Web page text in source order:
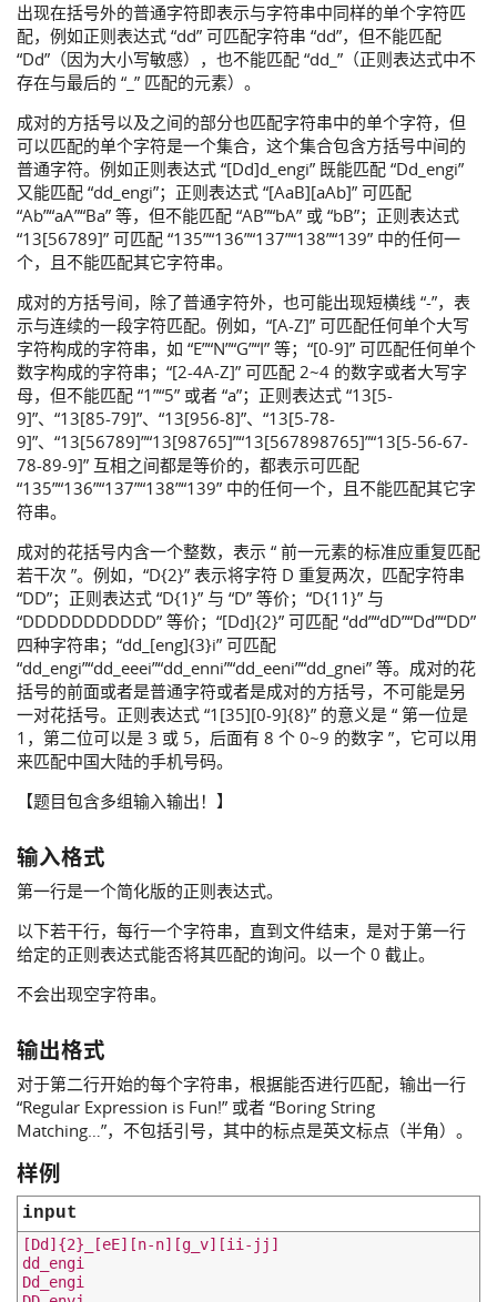
出现在括号外的普通字符即表示与字符串中同样的单个字符匹
配，例如正则表达式 “dd” 可匹配字符串 “dd”，但不能匹配
“Dd”（因为大小写敏感），也不能匹配 “dd_”（正则表达式中不
存在与最后的 “_” 匹配的元素）。
成对的方括号以及之间的部分也匹配字符串中的单个字符，但
可以匹配的单个字符是一个集合，这个集合包含方括号中间的
普通字符。例如正则表达式 “[Dd]d_engi” 既能匹配 “Dd_engi”
又能匹配 “dd_engi”；正则表达式 “[AaB][aAb]” 可匹配
“Ab”“aA”“Ba” 等，但不能匹配 “AB”“bA” 或 “bB”；正则表达式
“13[56789]” 可匹配 “135”“136”“137”“138”“139” 中的任何一
个，且不能匹配其它字符串。
成对的方括号间，除了普通字符外，也可能出现短横线 “-”，表
示与连续的一段字符匹配。例如，“[A-Z]” 可匹配任何单个大写
字符构成的字符串，如 “E”“N”“G”“I” 等；“[0-9]” 可匹配任何单个
数字构成的字符串；“[2-4A-Z]” 可匹配 2~4 的数字或者大写字
母，但不能匹配 “1”“5” 或者 “a”；正则表达式 “13[5-
9]”、“13[85-79]”、“13[956-8]”、“13[5-78-
9]”、“13[56789]”“13[98765]”“13[567898765]”“13[5-56-67-
78-89-9]” 互相之间都是等价的，都表示可匹配
“135”“136”“137”“138”“139” 中的任何一个，且不能匹配其它字
符串。
成对的花括号内含一个整数，表示 “ 前一元素的标准应重复匹配
若干次 ”。例如，“D{2}” 表示将字符 D 重复两次，匹配字符串
“DD”；正则表达式 “D{1}” 与 “D” 等价；“D{11}” 与
“DDDDDDDDDDD” 等价；“[Dd]{2}” 可匹配 “dd”“dD”“Dd”“DD”
四种字符串；“dd_[eng]{3}i” 可匹配
“dd_engi”“dd_eeei”“dd_enni”“dd_eeni”“dd_gnei” 等。成对的花
括号的前面或者是普通字符或者是成对的方括号，不可能是另
一对花括号。正则表达式 “1[35][0-9]{8}” 的意义是 “ 第一位是
1，第二位可以是 3 或 5，后面有 8 个 0~9 的数字 ”，它可以用
来匹配中国大陆的手机号码。
【题目包含多组输入输出！】
输入格式
第一行是一个简化版的正则表达式。
以下若干行，每行一个字符串，直到文件结束，是对于第一行
给定的正则表达式能否将其匹配的询问。以一个 0 截止。
不会出现空字符串。
输出格式
对于第二行开始的每个字符串，根据能否进行匹配，输出一行
“Regular Expression is Fun!” 或者 “Boring String
Matching…”，不包括引号，其中的标点是英文标点（半角）。
样例
input
[Dd]{2}_[eE][n-n][g_v][ii-jj]
dd_engi
Dd_engi